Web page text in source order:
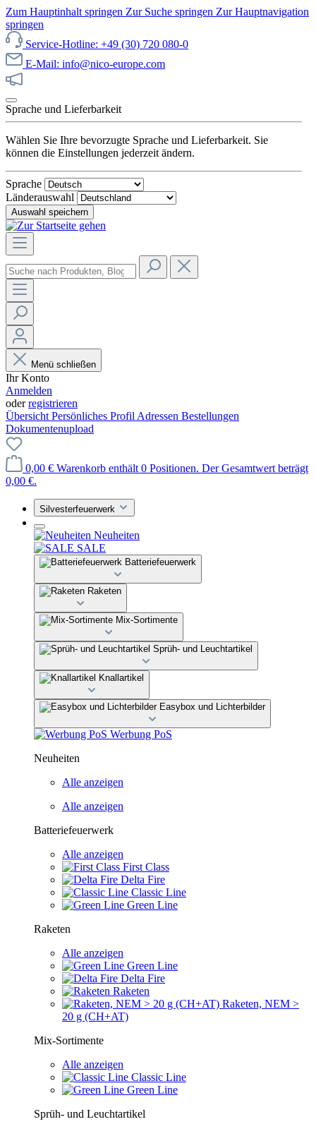
Zum Hauptinhalt springen Zur Suche springen Zur Hauptnavigation
springen
Service-Hotline: +49 (30) 720 080-0
E-Mail: info@nico-europe.com
Sprache und Lieferbarkeit
Wählen Sie Ihre bevorzugte Sprache und Lieferbarkeit. Sie
können die Einstellungen jederzeit ändern.
Sprache
Länderauswahl
Auswahl speichern
Menü schließen
Ihr Konto
Anmelden
oderregistrieren
Übersicht Persönliches Profil Adressen Bestellungen
Dokumentenupload
0,00 € Warenkorb enthält 0 Positionen. Der Gesamtwert beträgt
0,00 €.
Silvesterfeuerwerk
Neuheiten
SALE
Batteriefeuerwerk
Raketen
Mix-Sortimente
Sprüh- und Leuchtartikel
Knallartikel
Easybox und Lichterbilder
Werbung PoS
Neuheiten
Alle anzeigen
Alle anzeigen
Batteriefeuerwerk
Alle anzeigen
First Class
Delta Fire
Classic Line
Green Line
Raketen
Alle anzeigen
Green Line
Delta Fire
Raketen
Raketen, NEM >
20 g (CH+AT)
Mix-Sortimente
Alle anzeigen
Classic Line
Green Line
Sprüh- und Leuchtartikel